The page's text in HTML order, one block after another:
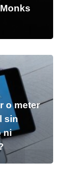
o meter
sin
ni